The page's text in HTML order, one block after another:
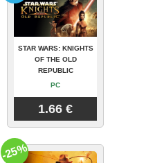
STAR WARS: KNIGHTS
OF THE OLD
REPUBLIC
PC
1.66 €
-25%